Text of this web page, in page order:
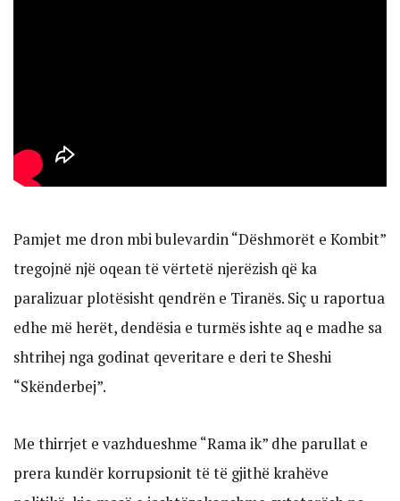
Pamjet me dron mbi bulevardin “Dëshmorët e Kombit”
tregojnë një oqean të vërtetë njerëzish që ka
paralizuar plotësisht qendrën e Tiranës. Siç u raportua
edhe më herët, dendësia e turmës ishte aq e madhe sa
shtrihej nga godinat qeveritare e deri te Sheshi
“Skënderbej”.
Me thirrjet e vazhdueshme “Rama ik” dhe parullat e
prera kundër korrupsionit të të gjithë krahëve